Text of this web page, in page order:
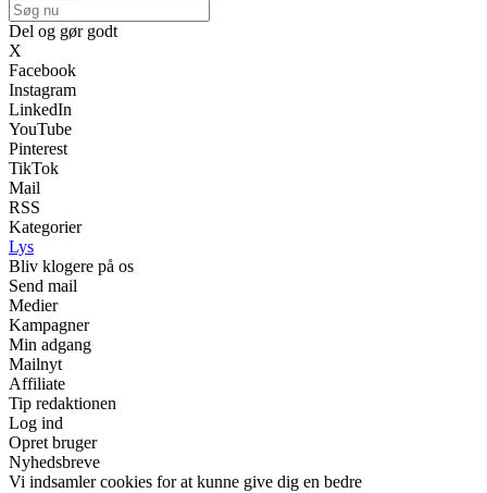
Del og gør godt
X
Facebook
Instagram
LinkedIn
YouTube
Pinterest
TikTok
Mail
RSS
Kategorier
Lys
Bliv klogere på os
Send mail
Medier
Kampagner
Min adgang
Mailnyt
Affiliate
Tip redaktionen
Log ind
Opret bruger
Nyhedsbreve
Vi indsamler cookies for at kunne give dig en bedre